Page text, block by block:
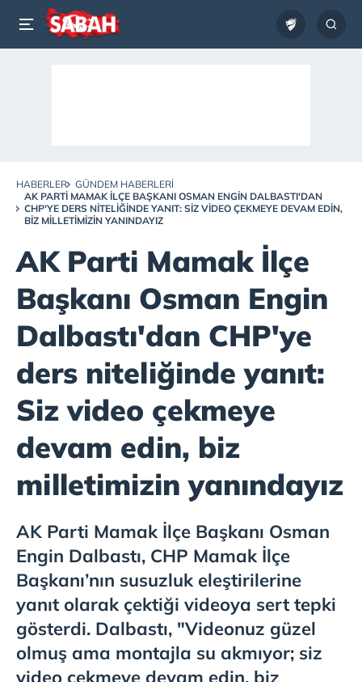
HABERLER
GÜNDEM HABERLERI
AK PARTI MAMAK İLÇE BAŞKANI OSMAN ENGIN DALBASTI'DAN
CHP'YE DERS NITELIĞINDE YANIT: SIZ VIDEO ÇEKMEYE DEVAM EDIN,
BIZ MILLETIMIZIN YANINDAYIZ
AK Parti Mamak İlçe
Başkanı Osman Engin
Dalbastı'dan CHP'ye
ders niteliğinde yanıt:
Siz video çekmeye
devam edin, biz
milletimizin yanındayız
AK Parti Mamak İlçe Başkanı Osman
Engin Dalbastı, CHP Mamak İlçe
Başkanı’nın susuzluk eleştirilerine
yanıt olarak çektiği videoya sert tepki
gösterdi. Dalbastı, "Videonuz güzel
olmuş ama montajla su akmıyor; siz
video çekmeye devam edin, biz